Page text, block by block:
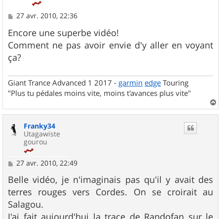
M
s
s
a
g
e
27 avr. 2010, 22:36
Encore une superbe vidéo!
Comment ne pas avoir envie d'y aller en voyant
ça?
Giant Trance Advanced 1 2017 - garmin edge Touring
"Plus tu pédales moins vite, moins t'avances plus vite"
a
Franky34
Utagawiste
gourou
M
s
s
a
g
e
27 avr. 2010, 22:49
Belle vidéo, je n'imaginais pas qu'il y avait des
terres rouges vers Cordes. On se croirait au
Salagou.